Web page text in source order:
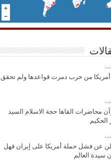
أمريكا من حرب دمرت قواعدها ولم تحقق
محاضرات القاها حجة الاسلام السيد
الحكيم
عن فشل حملة أمريكا على إيران فهل
سيدة العالم